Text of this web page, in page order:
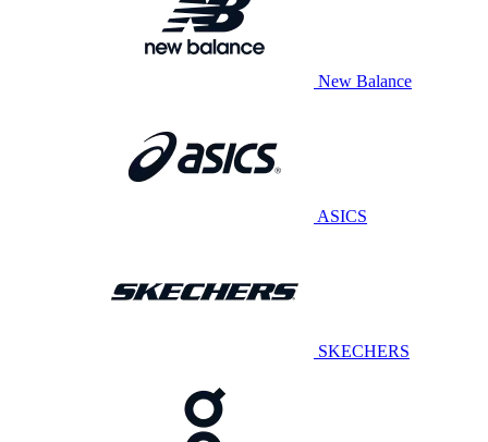
New Balance
ASICS
SKECHERS